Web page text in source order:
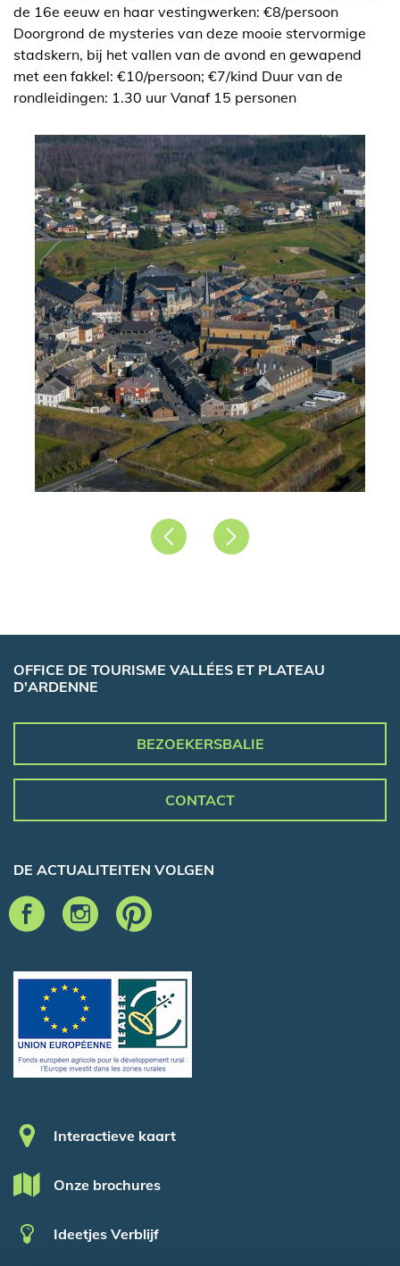
de 16e eeuw en haar vestingwerken: €8/persoon
Doorgrond de mysteries van deze mooie stervormige
stadskern, bij het vallen van de avond en gewapend
met een fakkel: €10/persoon; €7/kind Duur van de
rondleidingen: 1.30 uur Vanaf 15 personen
PrécédentSuivant
OFFICE DE TOURISME VALLÉES ET PLATEAU
D'ARDENNE
BEZOEKERSBALIE
CONTACT
DE ACTUALITEITEN VOLGEN
Pied de page
Interactieve kaart
Onze brochures
Ideetjes Verblijf